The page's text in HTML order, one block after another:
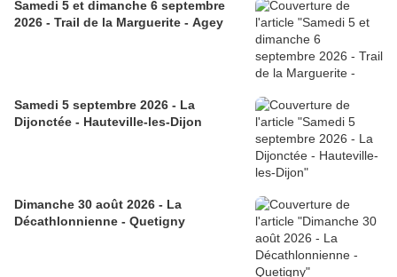
Samedi 5 et dimanche 6 septembre
2026 - Trail de la Marguerite - Agey
Samedi 5 septembre 2026 - La
Dijonctée - Hauteville-les-Dijon
Dimanche 30 août 2026 - La
Décathlonnienne - Quetigny